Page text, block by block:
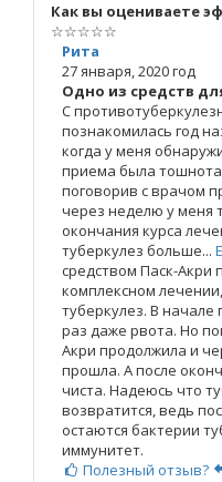
Как вы оцениваете
☆☆☆☆☆
Рита
27 января, 2020 год
Одно из средств
С
познакомилась год
когда у меня
приема была
поговорив с врачом
через неделю у меня
окончания курса
туберкулез больше...
средством Паск-Акри
комплексном
туберкулез. В
раз даже рвота. Но
Акри продолжила и
прошла. А после
чиста. Надеюсь что
возвратится, ведь
остаются бактерии
иммунитет.
Полезный отзыв?